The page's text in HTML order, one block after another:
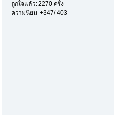
ถูกใจแล้ว: 2270 ครั้ง
ความนิยม: +347/-403